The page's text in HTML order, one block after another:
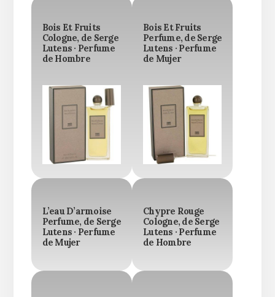
Bois Et Fruits
Cologne, de Serge
Lutens · Perfume
de Hombre
Bois Et Fruits
Perfume, de Serge
Lutens · Perfume
de Mujer
L’eau D’armoise
Perfume, de Serge
Lutens · Perfume
de Mujer
Chypre Rouge
Cologne, de Serge
Lutens · Perfume
de Hombre